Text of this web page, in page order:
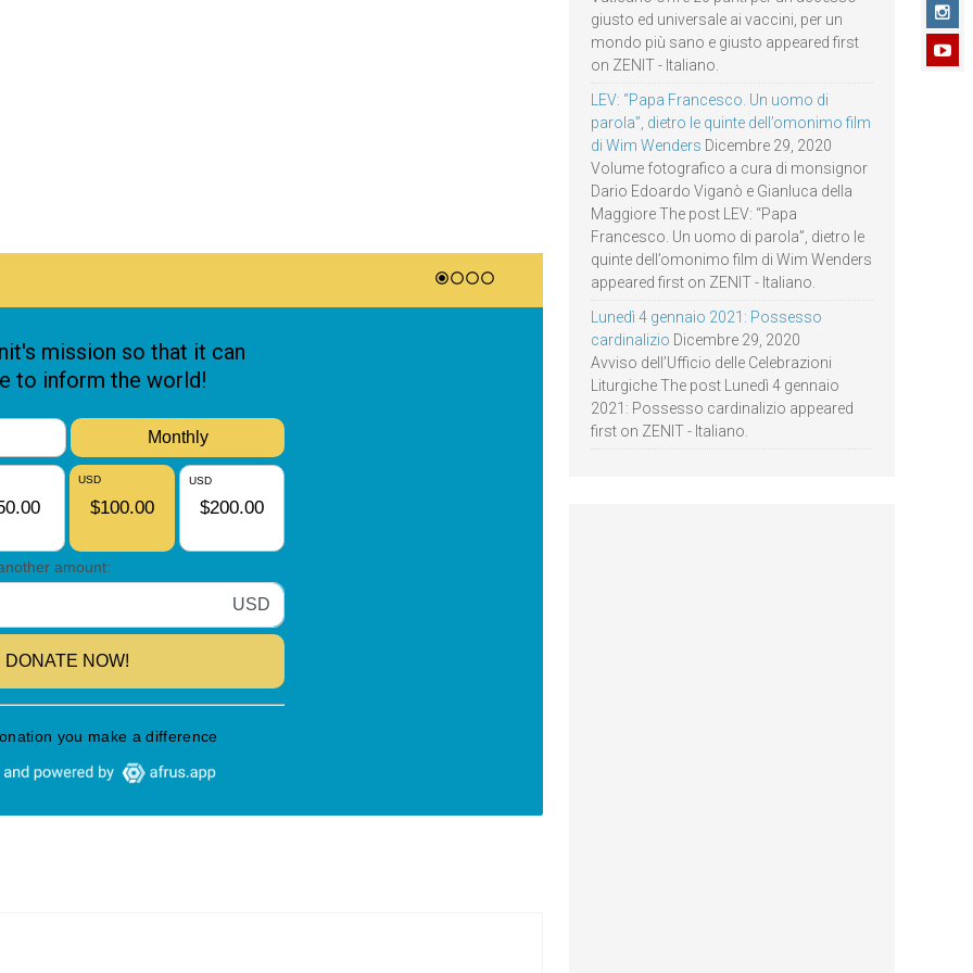
giusto ed universale ai vaccini, per un
mondo più sano e giusto appeared first
on ZENIT - Italiano.
LEV: “Papa Francesco. Un uomo di
parola”, dietro le quinte dell’omonimo film
di Wim Wenders Dicembre 29, 2020
Volume fotografico a cura di monsignor
Dario Edoardo Viganò e Gianluca della
Maggiore The post LEV: “Papa
Francesco. Un uomo di parola”, dietro le
quinte dell’omonimo film di Wim Wenders
appeared first on ZENIT - Italiano.
Lunedì 4 gennaio 2021: Possesso
cardinalizio Dicembre 29, 2020
Avviso dell’Ufficio delle Celebrazioni
Liturgiche The post Lunedì 4 gennaio
2021: Possesso cardinalizio appeared
first on ZENIT - Italiano.